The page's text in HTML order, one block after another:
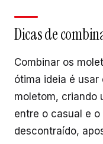
Dicas de
Combinar os
ótima ideia é
moletom, criando
entre o casual e o
descontraído,